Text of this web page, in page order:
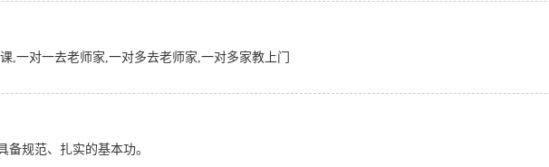
,一对一去老师家,一对多去老师家,一对多家教上门
备规范、扎实的基本功。